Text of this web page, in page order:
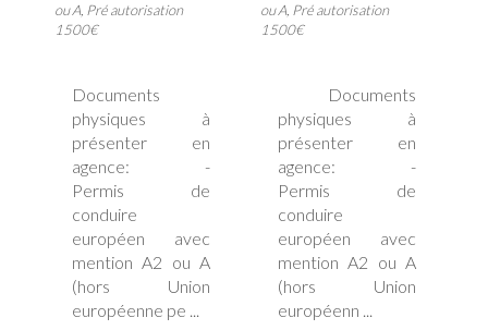
ou A, Pré autorisation
1500€
Documents
physiques à
présenter en
agence: -
Permis de
conduire
européen avec
mention A2 ou A
(hors Union
européenne pe ...
ou A, Pré autorisation
1500€
Documents
physiques à
présenter en
agence: -
Permis de
conduire
européen avec
mention A2 ou A
(hors Union
européenn ...